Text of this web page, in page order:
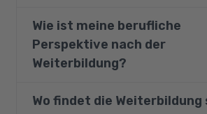
Das Modul ist auch für Migranten
Flüchtlinge mit grundlegenden
Sprachkenntnissen geeignet,
Berufserfahrene sowie
Wie ist meine berufliche
Perspektive nach der
Weiterbildung?
Absolventen dieser
Wo findet die